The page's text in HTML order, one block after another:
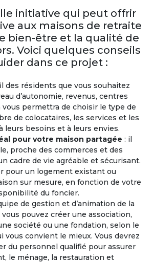
initiative qui peut offrir
aux maisons de retraite
bien-être et la qualité de
Voici quelques conseils
dans ce projet :
des résidents que vous souhaitez
d’autonomie, revenus, centres
vous permettra de choisir le type de
de colocataires, les services et les
leurs besoins et à leurs envies.
pour votre maison partagée : il
proche des commerces et des
cadre de vie agréable et sécurisant.
pour un logement existant ou
sur mesure, en fonction de votre
du foncier.
de gestion et d’animation de la
pouvez créer une association,
société ou une fondation, selon le
vous convient le mieux. Vous devrez
du personnel qualifié pour assurer
le ménage, la restauration et
d’un climat avantageux toute
jours d’ensoleillement par an.
où plusieurs nationalités se
dans les premiers rangs des
y passer sa retraite. D’ailleurs
également d’un système de
L’anglais est la deuxième
et créer mon profil